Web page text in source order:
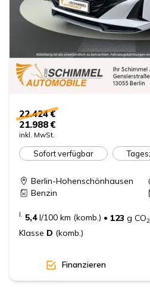
22.424 €
21.988 €
inkl. MwSt.
Sofort verfügbar
Berlin-Hohenschönhausen
Benzin
I. 5,4 l/100 km (komb.) • 123 g CO2
Klasse D (komb.)
Finanzieren